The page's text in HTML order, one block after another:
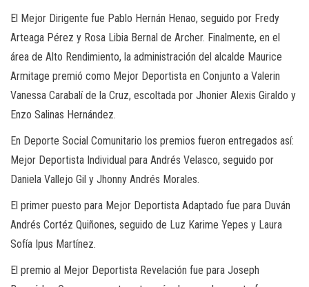
El Mejor Dirigente fue Pablo Hernán Henao, seguido por Fredy
Arteaga Pérez y Rosa Libia Bernal de Archer. Finalmente, en el
área de Alto Rendimiento, la administración del alcalde Maurice
Armitage premió como Mejor Deportista en Conjunto a Valerin
Vanessa Carabalí de la Cruz, escoltada por Jhonier Alexis Giraldo y
Enzo Salinas Hernández.
En Deporte Social Comunitario los premios fueron entregados así:
Mejor Deportista Individual para Andrés Velasco, seguido por
Daniela Vallejo Gil y Jhonny Andrés Morales.
El primer puesto para Mejor Deportista Adaptado fue para Duván
Andrés Cortéz Quiñones, seguido de Luz Karime Yepes y Laura
Sofía Ipus Martínez.
El premio al Mejor Deportista Revelación fue para Joseph